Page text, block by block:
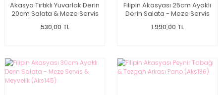
Akasya Tırtıklı Yuvarlak Derin
20cm Salata & Meze Servis
530,00 TL
Filipin Akasyası 25cm Ayaklı
Derin Salata - Meze Servis
1.990,00 TL